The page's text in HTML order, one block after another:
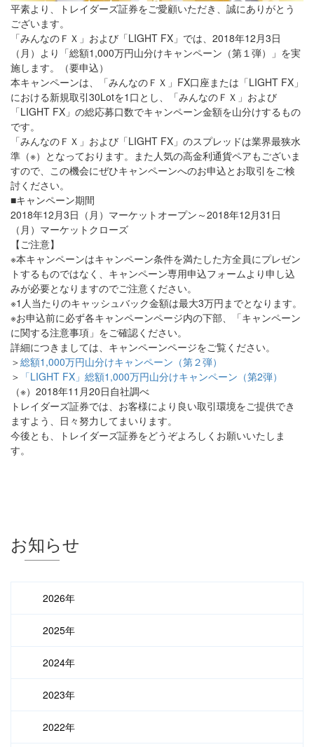
平素より、トレイダーズ証券をご愛顧いただき、誠にありがとう
ございます。
「みんなのＦＸ」および「LIGHT FX」では、2018年12月3日
（月）より「総額1,000万円山分けキャンペーン（第１弾）」を実
施します。（要申込）
本キャンペーンは、「みんなのＦＸ」FX口座または「LIGHT FX」
における新規取引30Lotを1口とし、「みんなのＦＸ」および
「LIGHT FX」の総応募口数でキャンペーン金額を山分けするもの
です。
「みんなのＦＸ」および「LIGHT FX」のスプレッドは業界最狭水
準（※）となっております。また人気の高金利通貨ペアもございま
すので、この機会にぜひキャンペーンへのお申込とお取引をご検
討ください。
■キャンペーン期間
2018年12月3日（月）マーケットオープン～2018年12月31日
（月）マーケットクローズ
【ご注意】
※本キャンペーンはキャンペーン条件を満たした方全員にプレゼン
トするものではなく、キャンペーン専用申込フォームより申し込
みが必要となりますのでご注意ください。
※1人当たりのキャッシュバック金額は最大3万円までとなります。
※お申込前に必ず各キャンペーンページ内の下部、「キャンペーン
に関する注意事項」をご確認ください。
詳細につきましては、キャンペーンページをご覧ください。
＞総額1,000万円山分けキャンペーン（第２弾）
＞ 「LIGHT FX」総額1,000万円山分けキャンペーン（第2弾）
（※）2018年11月20日自社調べ
トレイダーズ証券では、お客様により良い取引環境をご提供でき
ますよう、日々努力してまいります。
今後とも、トレイダーズ証券をどうぞよろしくお願いいたしま
す。
お知らせ
2026年
2025年
2024年
2023年
2022年